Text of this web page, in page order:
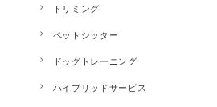
トリミング
ペットシッター
ドッグトレーニング
ハイブリッドサービス